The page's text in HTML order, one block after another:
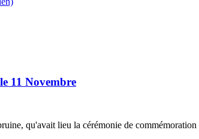
11 Novembre
qu'avait lieu la cérémonie de